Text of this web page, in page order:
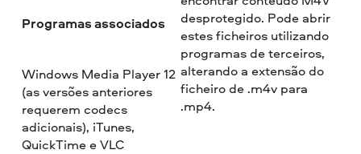
Programas associados
Windows Media Player 12
(as versões anteriores
requerem codecs
adicionais), iTunes,
QuickTime e VLC
desprotegido. Pode abrir
estes ficheiros utilizando
programas de terceiros,
alterando a extensão do
ficheiro de .m4v para
.mp4.